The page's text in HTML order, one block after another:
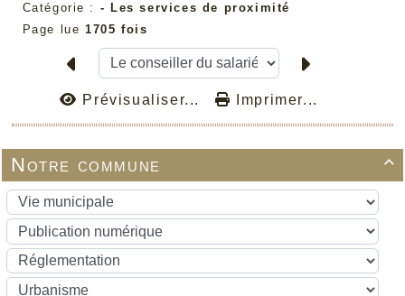

Notre commune
Catégorie : - Les services de proximité
Page lue 1705 fois
Prévisualiser... Imprimer...